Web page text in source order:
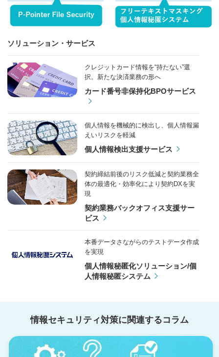
ソリューション・サービス
クレジットカード情報を“持たない”選
択。新たな決済業務の形へ
カード番号非保持化BPOサービス
個人情報を機械的に検出し、個人情報漏
えいリスクを軽減
個人情報検出支援サービス
契約締結前後のリスク低減と契約業務全
体の最適化・効率化により契約DXを実
現
契約業務バックオフィス支援サー
ビス
本番データさながらのテストデータ作成
を実現
個人情報秘匿化ソリューション/個
人情報秘匿システム
匿名・仮名加工支援ソリューショ
ン/フリーテキストマスキング
情報セキュリティ対策に関連するコラム